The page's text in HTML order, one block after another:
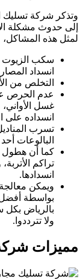
وتذكر شركة تسليك
إلى حدوث مشكلة
لمثل هذه المشاكل،
سكب الزيوت
انسداد
التخلص من
عدم الحرص
غسل الأواني،
انسداده على
تسرب
البالوعات
كما أن هطول
تراكم
انسدادها.
ويمكن
بواسطة
بالرياض بكل
ولا تترددوا.
مميزات